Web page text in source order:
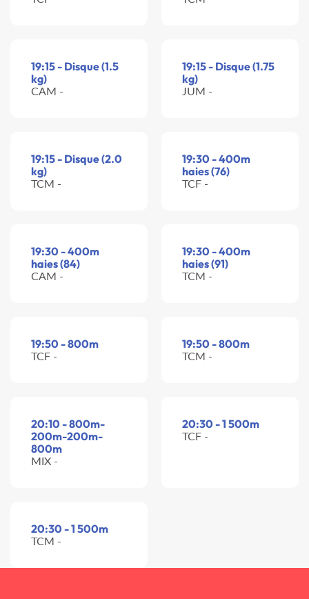
19:15 - Disque (1.5
kg)
CAM -
19:15 - Disque (1.75
kg)
JUM -
19:15 - Disque (2.0
kg)
TCM -
19:30 - 400m
haies (76)
TCF -
19:30 - 400m
haies (84)
CAM -
19:30 - 400m
haies (91)
TCM -
19:50 - 800m
TCF -
19:50 - 800m
TCM -
20:10 - 800m-
200m-200m-
800m
MIX -
20:30 - 1 500m
TCF -
20:30 - 1 500m
TCM -